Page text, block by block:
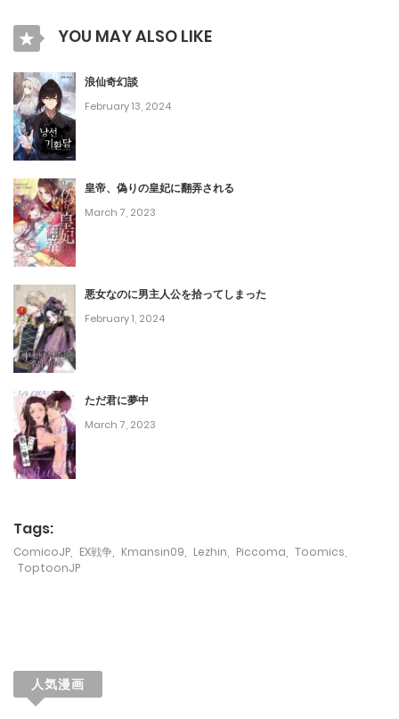
March 7, 2023
第65話
March 7, 2023
第64話
March 7, 2023
第63話
March 7, 2023
第62話
March 7, 2023
第61話
March 7, 2023
第60話
March 7, 2023
March 7, 2023
March 7, 2023
YOU MAY ALSO LIKE
浪仙奇幻談
February 13, 2024
皇帝、偽りの皇妃に翻弄される
March 7, 2023
悪女なのに男主人公を拾ってしまった
February 1, 2024
ただ君に夢中
March 7, 2023
Tags:
ComicoJP EX戦争 Kmansin09 Lezhin Piccoma Toomics
ToptoonJP
人気漫画